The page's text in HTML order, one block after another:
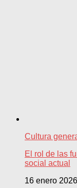
Cultura
El rol de las
social actual
16 enero 2026